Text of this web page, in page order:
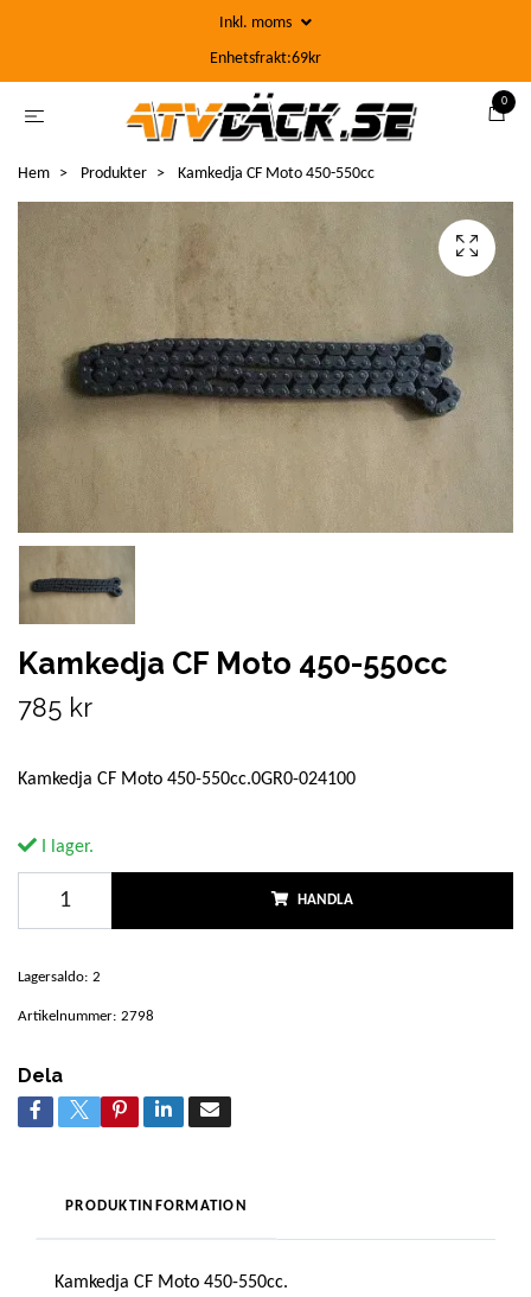
Inkl. moms
Enhetsfrakt:69kr
0
Hem Produkter Kamkedja CF Moto 450-550cc
Kamkedja CF Moto 450-550cc
785 kr
Kamkedja CF Moto 450-550cc.0GR0-024100
I lager.
HANDLA
Lagersaldo: 2
Artikelnummer: 2798
Dela
PRODUKTINFORMATION
Kamkedja CF Moto 450-550cc.